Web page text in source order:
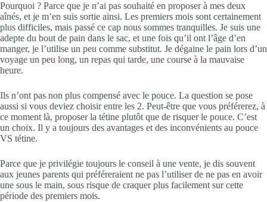
Pourquoi ? Parce que je n’ai pas souhaité en proposer à mes deux
aînés, et je m’en suis sortie ainsi. Les premiers mois sont certainement
plus difficiles, mais passé ce cap nous sommes tranquilles. Je suis une
adepte du bout de pain dans le sac, et une fois qu’il ont l’âge d’en
manger, je l’utilise un peu comme substitut. Je dégaine le pain lors d’un
voyage un peu long, un repas qui tarde, une course à la mauvaise
heure.
Ils n’ont pas non plus compensé avec le pouce. La question se pose
aussi si vous deviez choisir entre les 2. Peut-être que vous préférerez, à
ce moment là, proposer la tétine plutôt que de risquer le pouce. C’est
un choix. Il y a toujours des avantages et des inconvénients au pouce
VS tétine.
Parce que je privilégie toujours le conseil à une vente, je dis souvent
aux jeunes parents qui préféreraient ne pas l’utiliser de ne pas en avoir
une sous le main, sous risque de craquer plus facilement sur cette
période des premiers mois.